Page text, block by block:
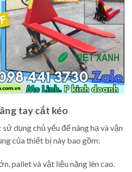
tay cắt kéo
dụng chủ yếu để nâng hạ và vận
của thiết bị này bao gồm:
pallet và vật liệu nặng lên cao.